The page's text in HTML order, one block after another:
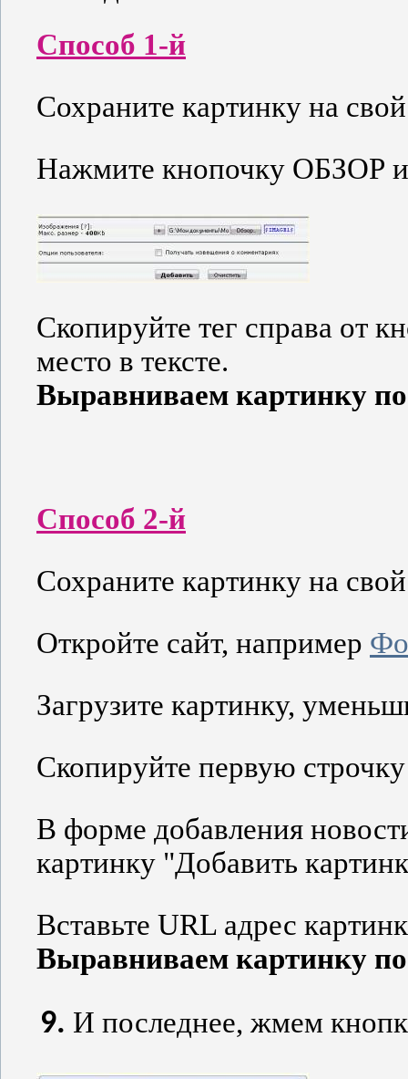
Способ 1-й
Сохраните картинку на
Нажмите кнопочку ОБЗОР
Скопируйте тег справа от
место в тексте.
Выравниваем картинку
Способ 2-й
Сохраните картинку на
Откройте сайт, например
Загрузите картинку,
Скопируйте первую
В форме добавления
картинку "Добавить
Вставьте URL адрес
Выравниваем картинку
И последнее, жмем